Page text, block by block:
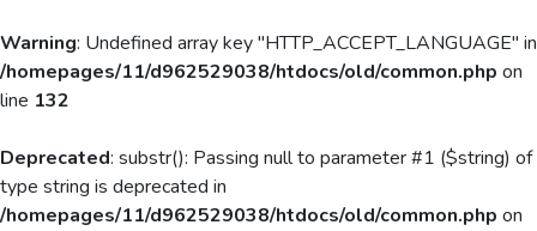
Warning: Undefined array key "HTTP_ACCEPT_LANGUAGE" in
/homepages/11/d962529038/htdocs/old/common.php on
line 132
Deprecated: substr(): Passing null to parameter #1 ($string) of
type string is deprecated in
/homepages/11/d962529038/htdocs/old/common.php on